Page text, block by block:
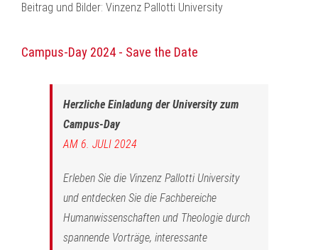
Beitrag und Bilder: Vinzenz Pallotti University
Campus-Day 2024 - Save the Date
Herzliche Einladung der University zum
Campus-Day
AM 6. JULI 2024
Erleben Sie die Vinzenz Pallotti University
und entdecken Sie die Fachbereiche
Humanwissenschaften und Theologie durch
spannende Vorträge, interessante